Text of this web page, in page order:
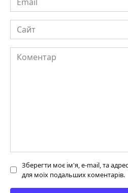
Сайт
Коментар
Зберегти моє ім'я, e-mail, та
для моїх подальших коментарів.